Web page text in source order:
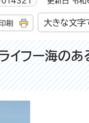
印刷 大きな文字
イフー海のあ